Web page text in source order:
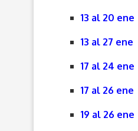
13 al 20 ene
13 al 27 ene
17 al 24 ene
17 al 26 ene
19 al 26 ene